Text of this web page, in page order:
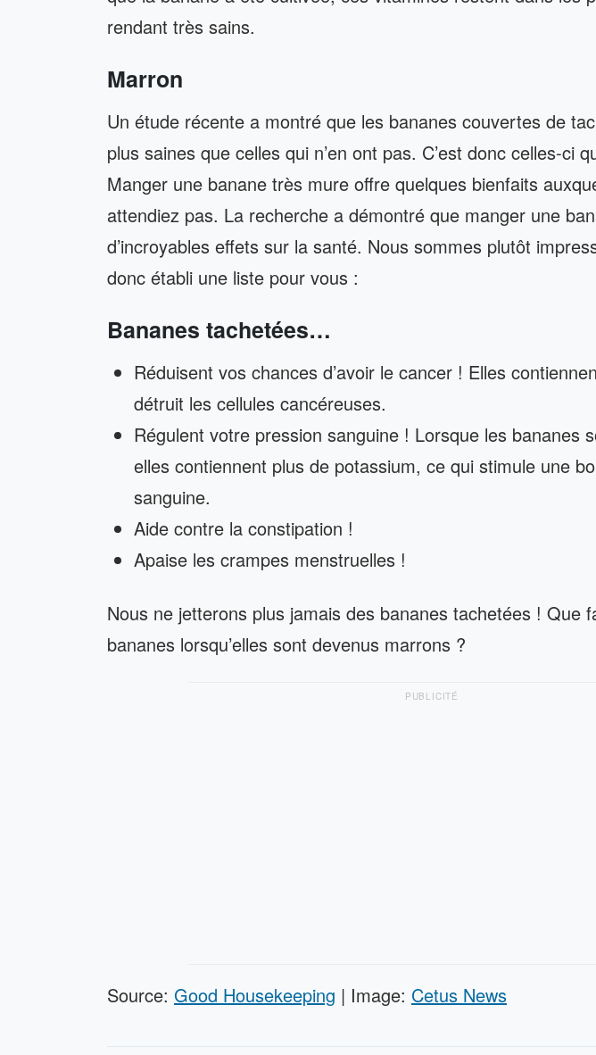
rendant très sains.
Marron
Un étude récente a montré que les bananes couvertes de
plus saines que celles qui n’en ont pas. C’est donc celles-ci
Manger une banane très mure offre quelques bienfaits
attendiez pas. La recherche a démontré que manger une
d’incroyables effets sur la santé. Nous sommes plutôt
donc établi une liste pour vous :
Bananes tachetées…
Réduisent vos chances d’avoir le cancer ! Elles
détruit les cellules cancéreuses.
Régulent votre pression sanguine ! Lorsque les bananes
elles contiennent plus de potassium, ce qui stimule une
sanguine.
Aide contre la constipation !
Apaise les crampes menstruelles !
Nous ne jetterons plus jamais des bananes tachetées ! Que
bananes lorsqu’elles sont devenus marrons ?
PUBLICITÉ
Source: Good Housekeeping | Image: Cetus News